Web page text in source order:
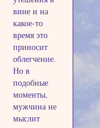
вине и на
какое-то
время это
приносит
облегчение.
Но в
подобные
моменты,
мужчина не
мыслит